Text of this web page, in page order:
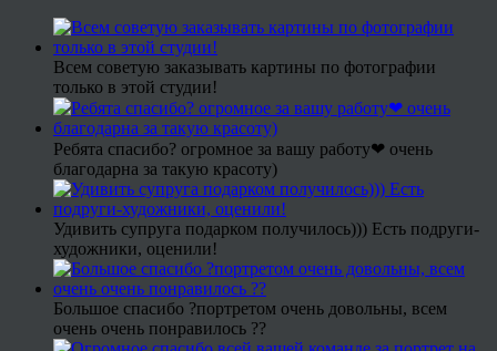
Всем советую заказывать картины по фотографии
только в этой студии!
Ребята спасибо? огромное за вашу работу❤ очень
благодарна за такую красоту)
Удивить супруга подарком получилось))) Есть подруги-
художники, оценили!
Большое спасибо ?портретом очень довольны, всем
очень очень понравилось ??